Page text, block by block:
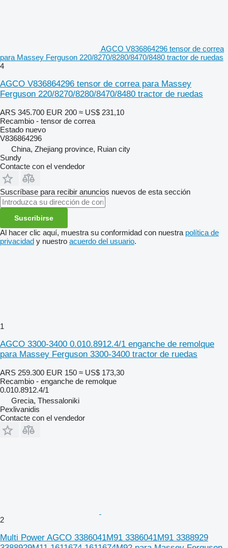
AGCO V836864296 tensor de correa
para Massey Ferguson 220/8270/8280/8470/8480 tractor de ruedas
4
AGCO V836864296 tensor de correa para Massey
Ferguson 220/8270/8280/8470/8480 tractor de ruedas
ARS 345.700 EUR 200 ≈ US$ 231,10
Recambio - tensor de correa
Estado nuevo
V836864296
China, Zhejiang province, Ruian city
Sundy
Contacte con el vendedor
Suscríbase para recibir anuncios nuevos de esta sección
Suscribirse
Al hacer clic aquí, muestra su conformidad con nuestra política de
privacidad y nuestro acuerdo del usuario.
1
AGCO 3300-3400 0.010.8912.4/1 enganche de remolque
para Massey Ferguson 3300-3400 tractor de ruedas
ARS 259.300 EUR 150 ≈ US$ 173,30
Recambio - enganche de remolque
0.010.8912.4/1
Grecia, Thessaloniki
Pexlivanidis
Contacte con el vendedor
2
Multi Power AGCO 3386041M91 3386041M91 3388929